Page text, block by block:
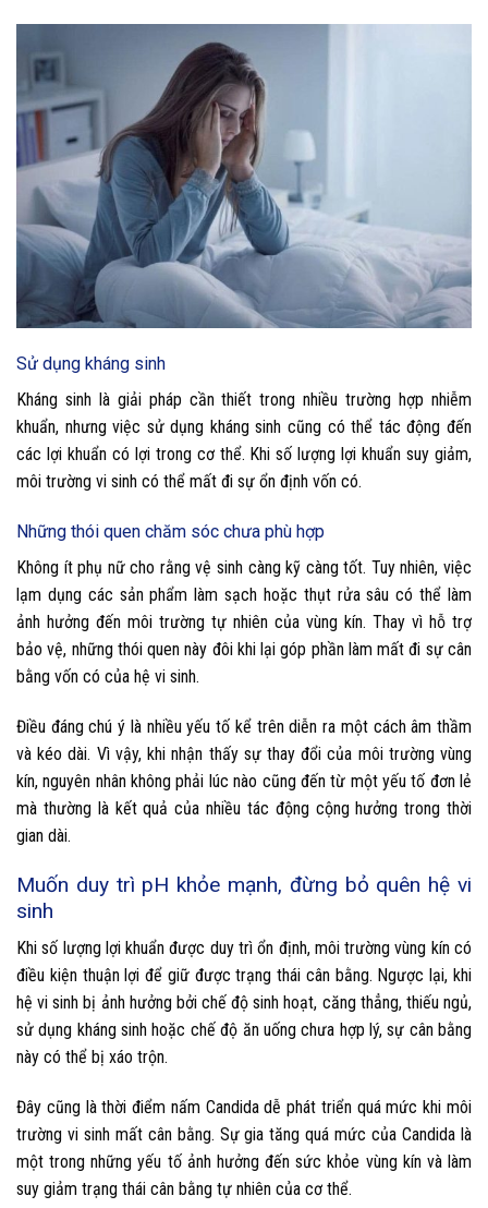
Sử dụng kháng sinh
Kháng sinh là giải pháp cần thiết trong nhiều trường hợp nhiễm
khuẩn, nhưng việc sử dụng kháng sinh cũng có thể tác động đến
các lợi khuẩn có lợi trong cơ thể. Khi số lượng lợi khuẩn suy giảm,
môi trường vi sinh có thể mất đi sự ổn định vốn có.
Những thói quen chăm sóc chưa phù hợp
Không ít phụ nữ cho rằng vệ sinh càng kỹ càng tốt. Tuy nhiên, việc
lạm dụng các sản phẩm làm sạch hoặc thụt rửa sâu có thể làm
ảnh hưởng đến môi trường tự nhiên của vùng kín. Thay vì hỗ trợ
bảo vệ, những thói quen này đôi khi lại góp phần làm mất đi sự cân
bằng vốn có của hệ vi sinh.
Điều đáng chú ý là nhiều yếu tố kể trên diễn ra một cách âm thầm
và kéo dài. Vì vậy, khi nhận thấy sự thay đổi của môi trường vùng
kín, nguyên nhân không phải lúc nào cũng đến từ một yếu tố đơn lẻ
mà thường là kết quả của nhiều tác động cộng hưởng trong thời
gian dài.
Muốn duy trì pH khỏe mạnh, đừng bỏ quên hệ vi
sinh
Khi số lượng lợi khuẩn được duy trì ổn định, môi trường vùng kín có
điều kiện thuận lợi để giữ được trạng thái cân bằng. Ngược lại, khi
hệ vi sinh bị ảnh hưởng bởi chế độ sinh hoạt, căng thẳng, thiếu ngủ,
sử dụng kháng sinh hoặc chế độ ăn uống chưa hợp lý, sự cân bằng
này có thể bị xáo trộn.
Đây cũng là thời điểm nấm Candida dễ phát triển quá mức khi môi
trường vi sinh mất cân bằng. Sự gia tăng quá mức của Candida là
một trong những yếu tố ảnh hưởng đến sức khỏe vùng kín và làm
suy giảm trạng thái cân bằng tự nhiên của cơ thể.